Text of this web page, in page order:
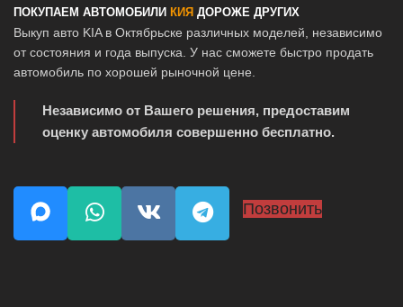
ПОКУПАЕМ АВТОМОБИЛИ КИЯ ДОРОЖЕ ДРУГИХ
Выкуп авто KIA в Октябрьске различных моделей, независимо
от состояния и года выпуска. У нас сможете быстро продать
автомобиль по хорошей рыночной цене.
Независимо от Вашего решения, предоставим
оценку автомобиля совершенно бесплатно.
Позвонить